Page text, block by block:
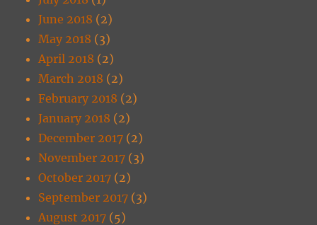
June 2018 (2)
May 2018 (3)
April 2018 (2)
March 2018 (2)
February 2018 (2)
January 2018 (2)
December 2017 (2)
November 2017 (3)
October 2017 (2)
September 2017 (3)
August 2017 (5)